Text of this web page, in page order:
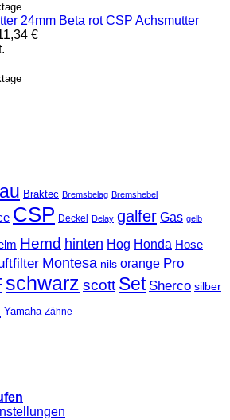
CSP Achsmutter
€
Braktec Bremsbelag Bremshebel
CSP Deckel Delay galfer Gas gelb
Hemd hinten Hog Honda Hose
Montesa nils orange Pro
schwarz scott Set Sherco silber
Yamaha Zähne